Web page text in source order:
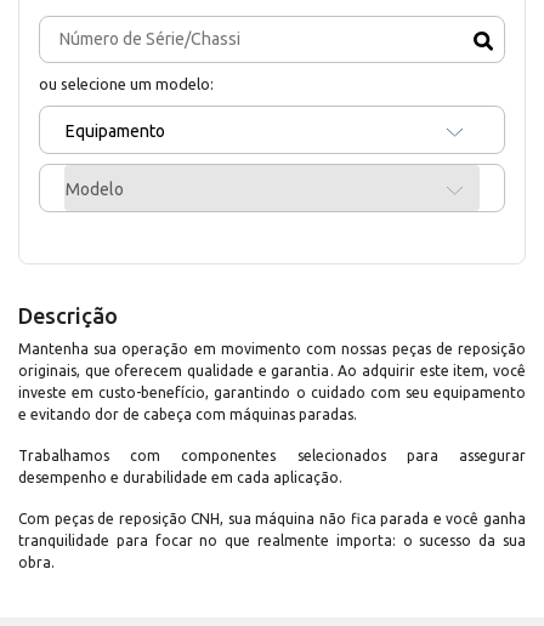
ou selecione um modelo:
Equipamento
Modelo
Descrição
Mantenha sua operação em movimento com nossas peças de reposição
originais, que oferecem qualidade e garantia. Ao adquirir este item, você
investe em custo-benefício, garantindo o cuidado com seu equipamento
e evitando dor de cabeça com máquinas paradas.
Trabalhamos com componentes selecionados para assegurar
desempenho e durabilidade em cada aplicação.
Com peças de reposição CNH, sua máquina não fica parada e você ganha
tranquilidade para focar no que realmente importa: o sucesso da sua
obra.